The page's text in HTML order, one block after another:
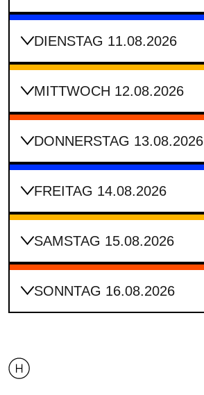
DIENSTAG 11.08.2026
MITTWOCH 12.08.2026
DONNERSTAG 13.08.2026
FREITAG 14.08.2026
SAMSTAG 15.08.2026
SONNTAG 16.08.2026